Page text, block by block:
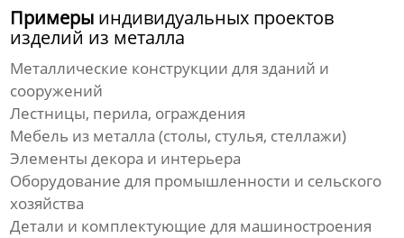
Примеры индивидуальных проектов
изделий из металла
Металлические конструкции для зданий и
сооружений
Лестницы, перила, ограждения
Мебель из металла (столы, стулья, стеллажи)
Элементы декора и интерьера
Оборудование для промышленности и сельского
хозяйства
Детали и комплектующие для машиностроения